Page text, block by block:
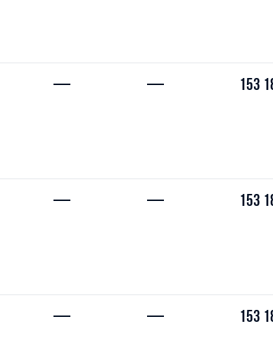
— — 153
— — 153
— — 153